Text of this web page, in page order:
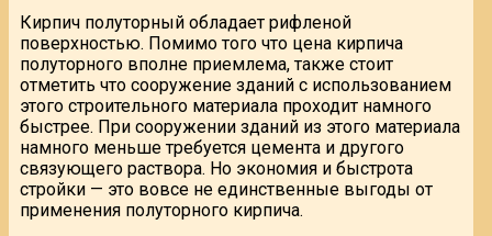
Кирпич полуторный обладает рифленой
поверхностью. Помимо того что цена кирпича
полуторного вполне приемлема, также стоит
отметить что сооружение зданий с использованием
этого строительного материала проходит намного
быстрее. При сооружении зданий из этого материала
намного меньше требуется цемента и другого
связующего раствора. Но экономия и быстрота
стройки — это вовсе не единственные выгоды от
применения полуторного кирпича.